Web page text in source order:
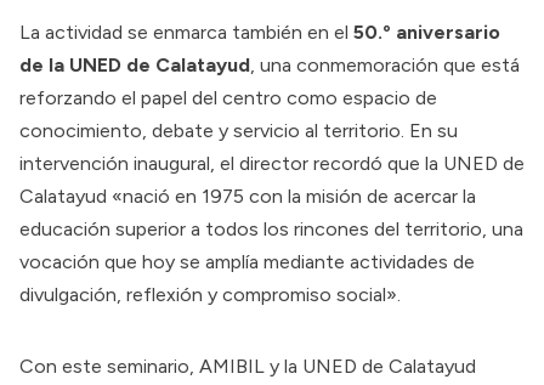
La actividad se enmarca también en el 50.º aniversario
de la UNED de Calatayud, una conmemoración que está
reforzando el papel del centro como espacio de
conocimiento, debate y servicio al territorio. En su
intervención inaugural, el director recordó que la UNED de
Calatayud «nació en 1975 con la misión de acercar la
educación superior a todos los rincones del territorio, una
vocación que hoy se amplía mediante actividades de
divulgación, reflexión y compromiso social».
Con este seminario, AMIBIL y la UNED de Calatayud